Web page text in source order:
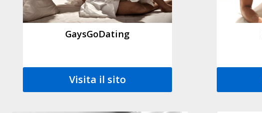
GaysGoDating
Visita il sito